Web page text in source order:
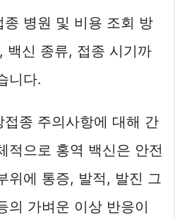
종 병원 및 비용 조회 방
백신 종류, 접종 시기까
니다.
종 주의사항에 대해 간
적으로 홍역 백신은 안전
위에 통증, 발적, 발진 그
의 가벼운 이상 반응이